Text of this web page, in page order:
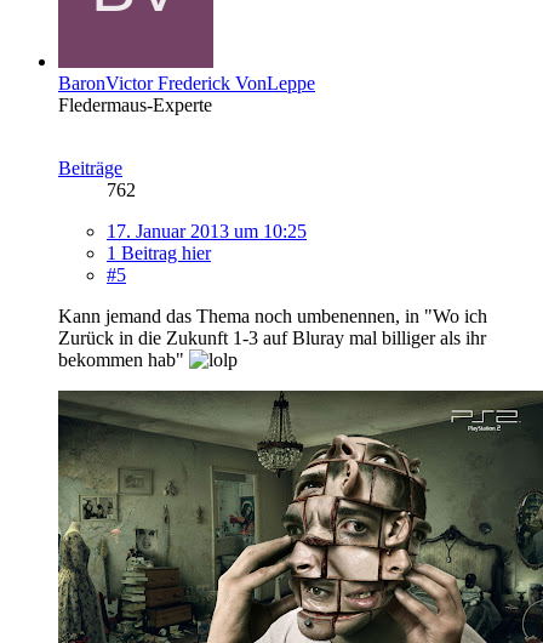
BaronVictor Frederick VonLeppe
Fledermaus-Experte
Beiträge
762
17. Januar 2013 um 10:25
1 Beitrag hier
#5
Kann jemand das Thema noch umbenennen, in "Wo ich
Zurück in die Zukunft 1-3 auf Bluray mal billiger als ihr
bekommen hab"